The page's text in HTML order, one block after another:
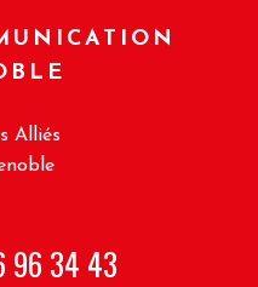
Alliés
96 34 43